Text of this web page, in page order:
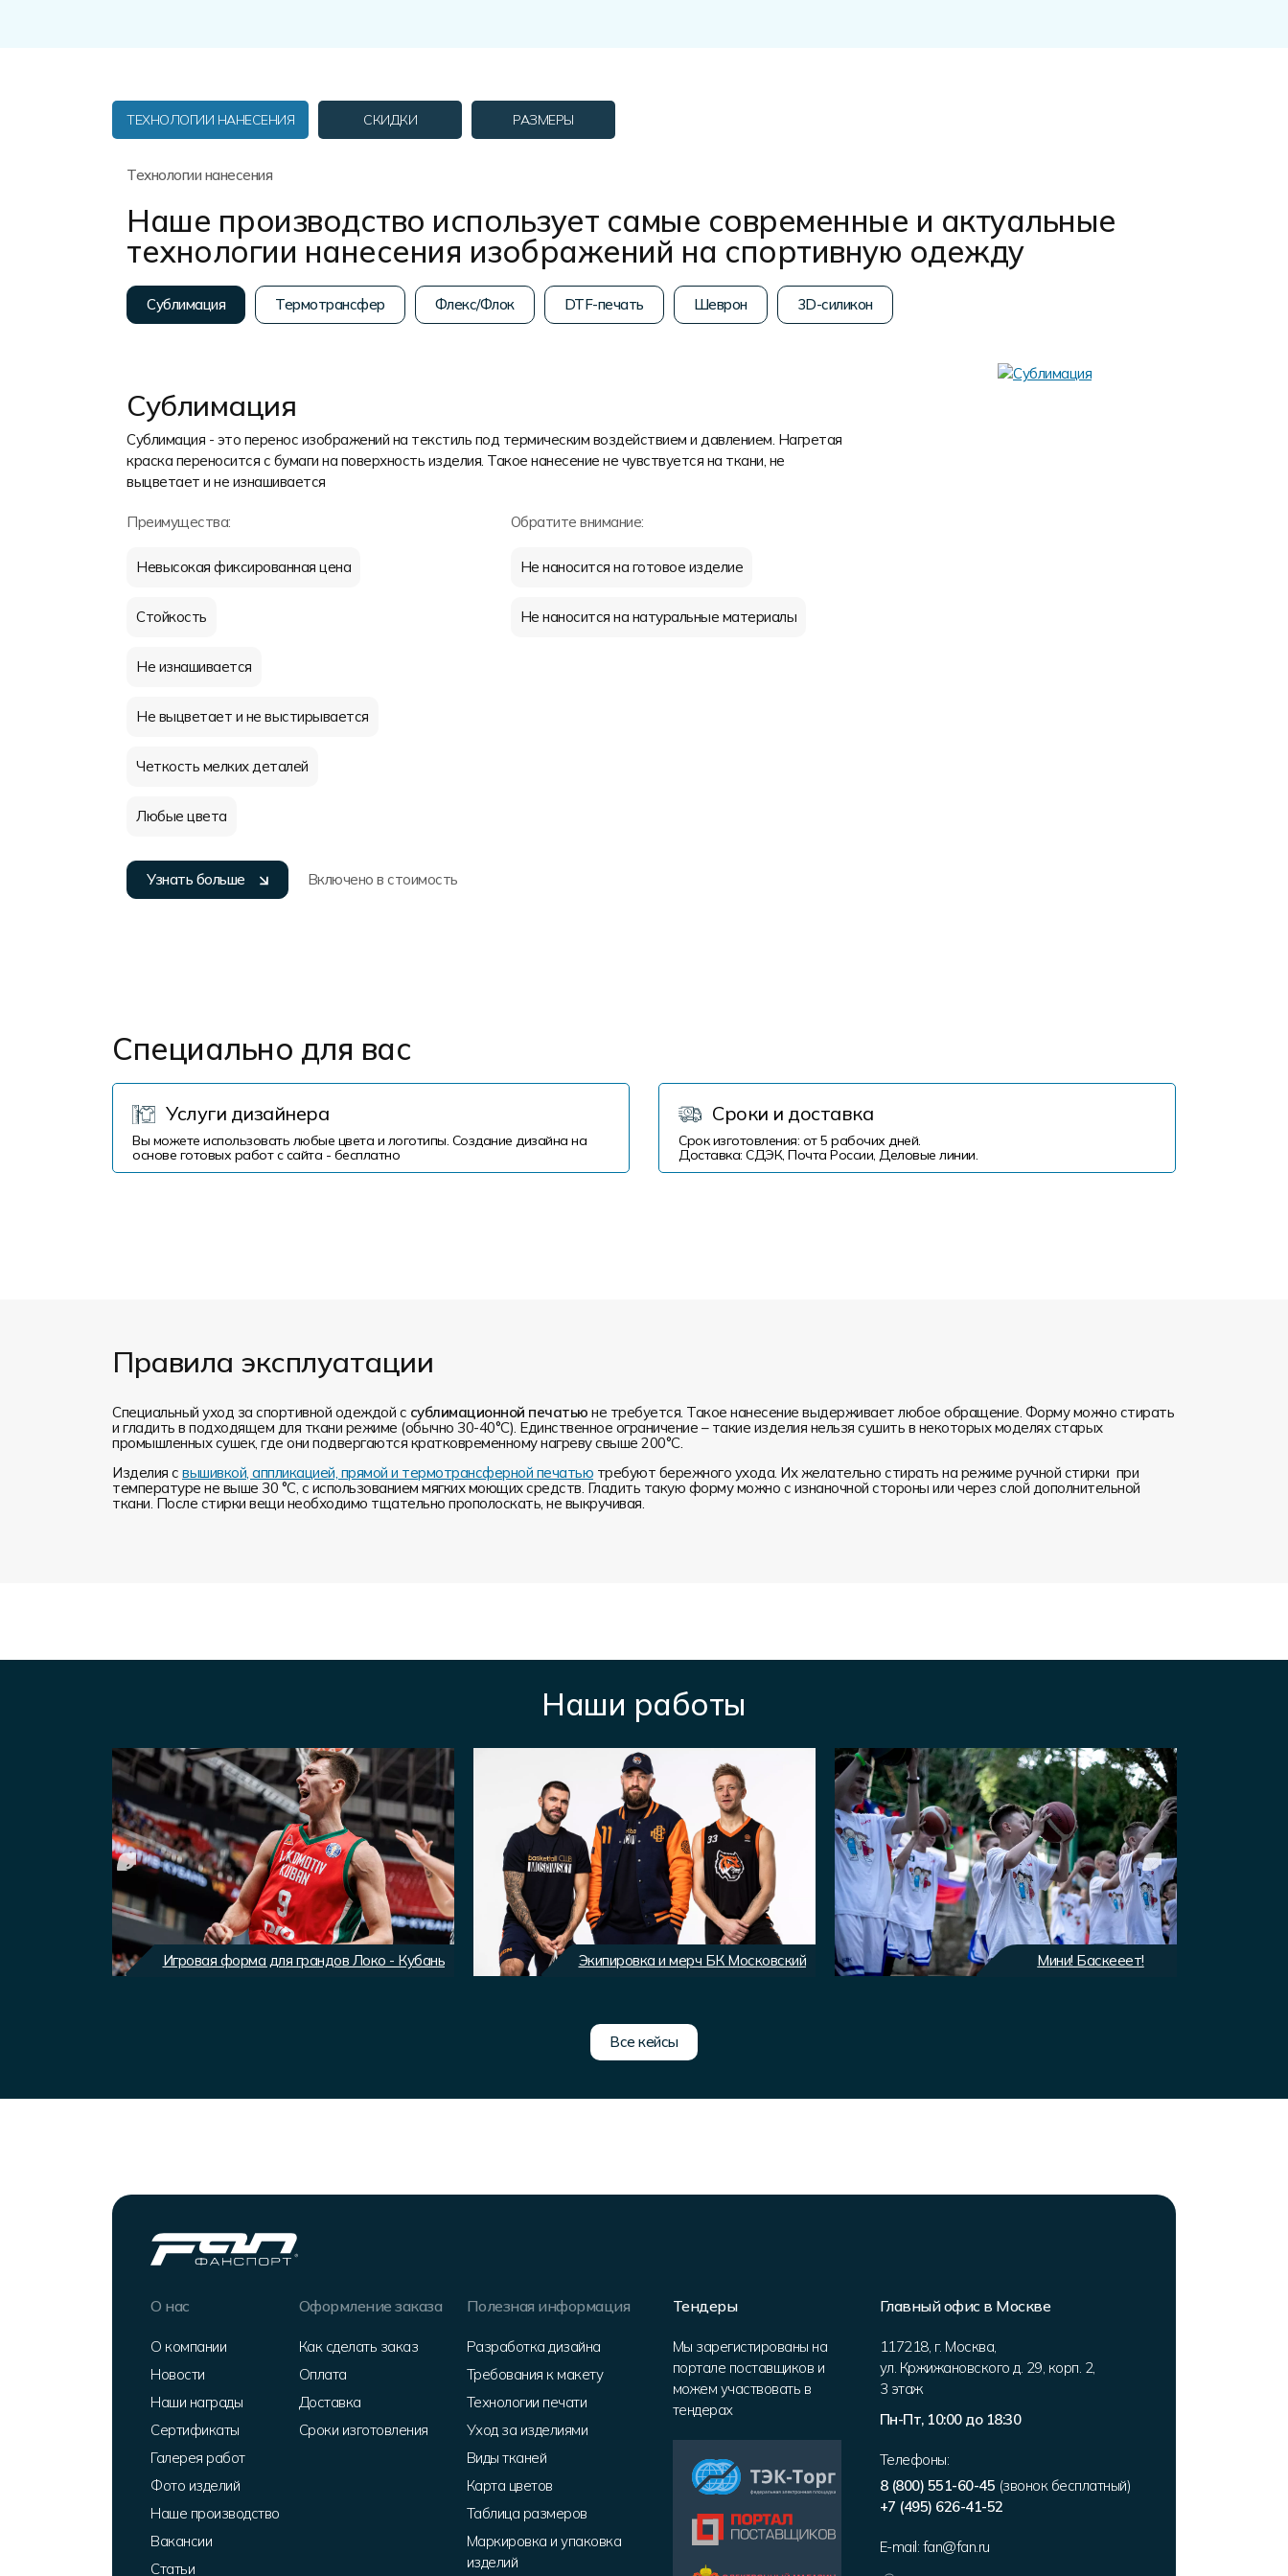
ТЕХНОЛОГИИ НАНЕСЕНИЯ СКИДКИ РАЗМЕРЫ
Технологии нанесения
Наше производство использует самые современные и актуальные
технологии нанесения изображений на спортивную одежду
Сублимация Термотрансфер Флекс/Флок DTF-печать Шеврон 3D-силикон
Сублимация
Сублимация - это перенос изображений на текстиль под термическим воздействием и давлением. Нагретая
краска переносится с бумаги на поверхность изделия. Такое нанесение не чувствуется на ткани, не
выцветает и не изнашивается
Преимущества:
Невысокая фиксированная цена
Стойкость
Не изнашивается
Не выцветает и не выстирывается
Четкость мелких деталей
Любые цвета
Обратите внимание:
Не наносится на готовое изделие
Не наносится на натуральные материалы
Узнать больше Включено в стоимость
Специально для вас
Услуги дизайнера
Вы можете использовать любые цвета и логотипы. Создание дизайна на
основе готовых работ с сайта - бесплатно
Сроки и доставка
Срок изготовления: от 5 рабочих дней.
Доставка: СДЭК, Почта России, Деловые линии.
Правила эксплуатации
Специальный уход за спортивной одеждой с сублимационной печатью не требуется. Такое нанесение выдерживает любое обращение. Форму можно стирать
и гладить в подходящем для ткани режиме (обычно 30-40°С). Единственное ограничение – такие изделия нельзя сушить в некоторых моделях старых
промышленных сушек, где они подвергаются кратковременному нагреву свыше 200°С.
Изделия с вышивкой, аппликацией, прямой и термотрансферной печатью требуют бережного ухода. Их желательно стирать на режиме ручной стирки при
температуре не выше 30 °C, с использованием мягких моющих средств. Гладить такую форму можно с изнаночной стороны или через слой дополнительной
ткани. После стирки вещи необходимо тщательно прополоскать, не выкручивая.
Наши работы
Игровая форма для грандов Локо - Кубань
Экипировка и мерч БК Московский Мини! Баскееет!
Все кейсы
О нас
О компании
Новости
Наши награды
Сертификаты
Галерея работ
Фото изделий
Наше производство
Вакансии
Статьи
Оформление заказа
Как сделать заказ
Оплата
Доставка
Сроки изготовления
Полезная информация
Разработка дизайна
Требования к макету
Технологии печати
Уход за изделиями
Виды тканей
Карта цветов
Таблица размеров
Маркировка и упаковка
изделий
Тендеры
Мы зарегистированы на
портале поставщиков и
можем участвовать в
тендерах
Главный офис в Москве
117218, г. Москва,
ул. Кржижановского д. 29, корп. 2,
3 этаж
Пн-Пт, 10:00 до 18:30
Телефоны:
8 (800) 551-60-45 (звонок бесплатный)
+7 (495) 626-41-52
E-mail: fan@fan.ru